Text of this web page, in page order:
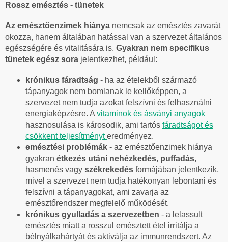
Rossz emésztés - tünetek
Az emésztőenzimek hiánya nemcsak az emésztés zavarát
okozza, hanem általában hatással van a szervezet általános
egészségére és vitalitására is. Gyakran nem specifikus
tünetek egész sora jelentkezhet, például:
krónikus fáradtság - ha az ételekből származó
tápanyagok nem bomlanak le kellőképpen, a
szervezet nem tudja azokat felszívni és felhasználni
energiaképzésre. A vitaminok és ásványi anyagok
hasznosulása is károsodik, ami tartós fáradtságot és
csökkent teljesítményteredményez.
emésztési problémák - az emésztőenzimek hiánya
gyakran étkezés utáni nehézkedés, puffadás,
hasmenés vagy székrekedés formájában jelentkezik,
mivel a szervezet nem tudja hatékonyan lebontani és
felszívni a tápanyagokat, ami zavarja az
emésztőrendszer megfelelő működését.
krónikus gyulladás a szervezetben - a lelassult
emésztés miatt a rosszul emésztett étel irritálja a
bélnyálkahártyát és aktiválja az immunrendszert. Az